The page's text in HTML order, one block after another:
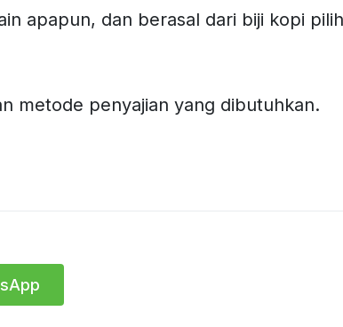
apapun, dan berasal dari biji kopi
metode penyajian yang dibutuhkan.